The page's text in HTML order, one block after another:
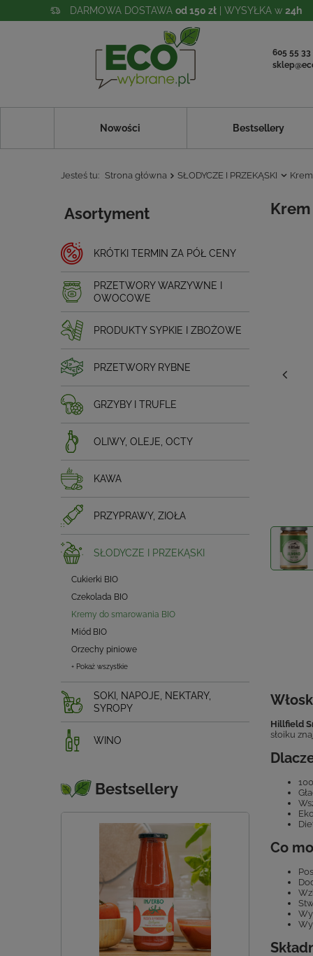
DARMOWA DOSTAWA od 150 zł | WYSYŁKA w 24h
605 55 33
Nowości Bestsellery
Jesteś tu: Strona główna SŁODYCZE I PRZEKĄSKI
Asortyment
KRÓTKI TERMIN ZA PÓŁ CENY
PRZETWORY WARZYWNE I
OWOCOWE
PRODUKTY SYPKIE I ZBOŻOWE
PRZETWORY RYBNE
GRZYBY I TRUFLE
OLIWY, OLEJE, OCTY
KAWA
PRZYPRAWY, ZIOŁA
SŁODYCZE I PRZEKĄSKI
Cukierki BIO
Czekolada BIO
Kremy do smarowania BIO
Miód BIO
Orzechy piniowe
+ Pokaż wszystkie
SOKI, NAPOJE, NEKTARY,
SYROPY
WINO
Bestsellery
Hillfield
słoiku
Co